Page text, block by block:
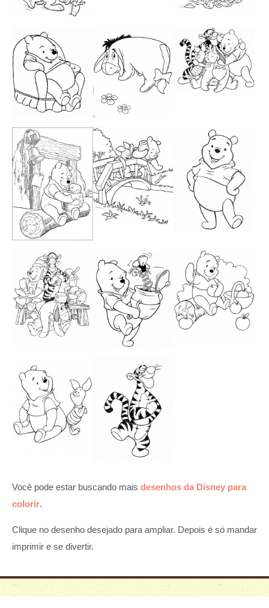
Você pode estar buscando mais desenhos da Disney para
colorir.
Clique no desenho desejado para ampliar. Depois é só mandar
imprimir e se divertir.